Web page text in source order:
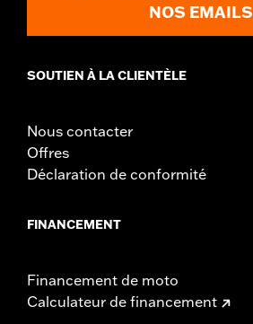
for full details
serious injury.
NOS EMAILS
SOUTIEN À LA CLIENTÈLE
Nous contacter
Offres
Déclaration de conformité
FINANCEMENT
Financement de moto
Calculateur de financement